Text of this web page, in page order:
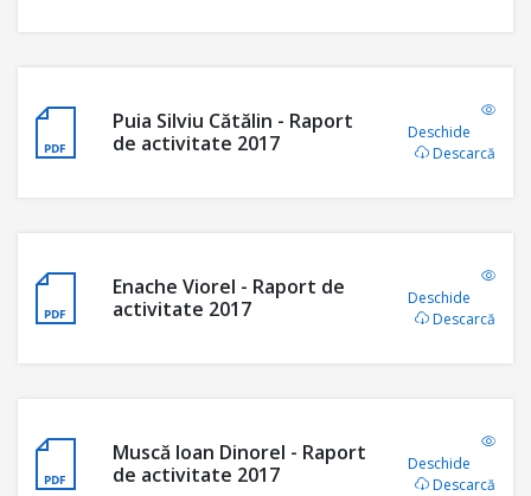
Puia Silviu Cătălin - Raport
de activitate 2017
Deschide
Descarcă
Enache Viorel - Raport de
activitate 2017
Deschide
Descarcă
Muscă Ioan Dinorel - Raport
de activitate 2017
Deschide
Descarcă